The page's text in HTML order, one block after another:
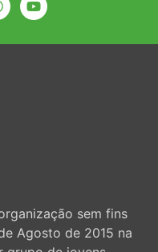
sem fins
Agosto de 2015 na